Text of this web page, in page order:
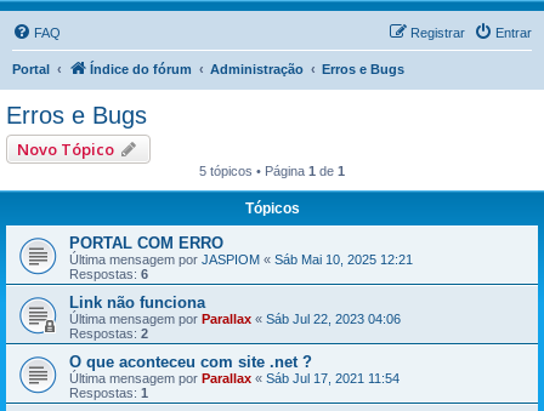
FAQ Entrar
Registrar
Portal Índice do fórum Administração Erros e Bugs
Erros e Bugs
Novo Tópico
5 tópicos • Página 1 de 1
Tópicos
PORTAL COM ERRO
Última mensagem por JASPIOM « Sáb Mai 10, 2025 12:21
Respostas: 6
Link não funciona
Última mensagem por Parallax « Sáb Jul 22, 2023 04:06
Respostas: 2
O que aconteceu com site .net ?
Última mensagem por Parallax « Sáb Jul 17, 2021 11:54
Respostas: 1